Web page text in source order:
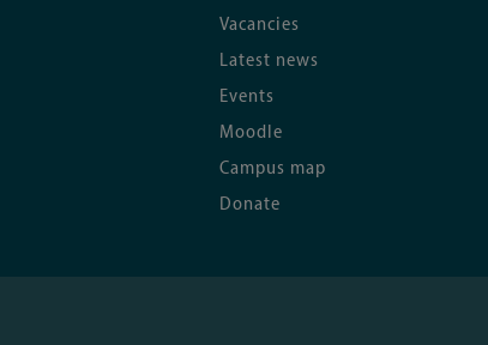
Vacancies
Latest news
Events
Moodle
Campus map
Donate